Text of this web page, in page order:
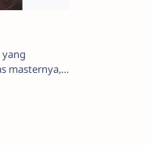
masternya,
sekali